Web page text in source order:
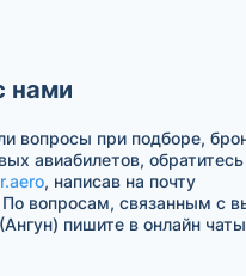
нами
вопросы при подборе,
авиабилетов,
, написав на почту
По вопросам, связанным с
пишите в онлайн чаты